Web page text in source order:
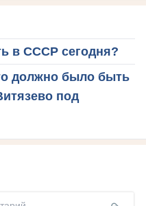
в СССР сегодня?
должно было быть
под